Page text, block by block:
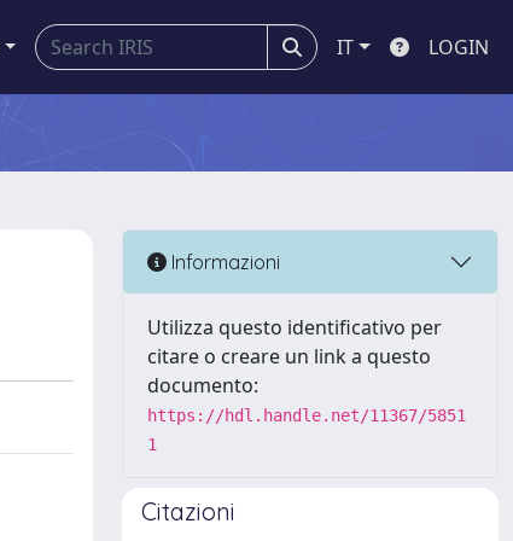
IT LOGIN
Informazioni
Utilizza questo identificativo per
citare o creare un link a questo
documento:
https://hdl.handle.net/11367/5851
1
Citazioni